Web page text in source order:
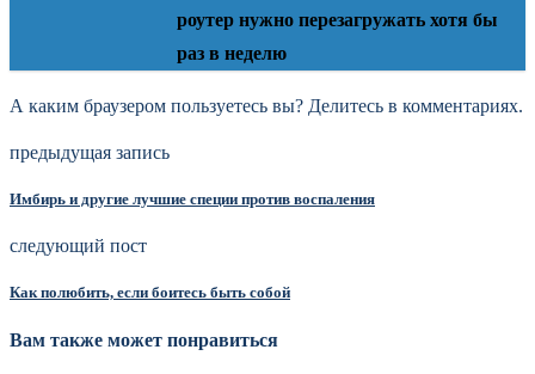
роутер нужно перезагружать хотя бы
раз в неделю
А каким браузером пользуетесь вы? Делитесь в комментариях.
предыдущая запись
Имбирь и другие лучшие специи против воспаления
следующий пост
Как полюбить, если боитесь быть собой
Вам также может понравиться